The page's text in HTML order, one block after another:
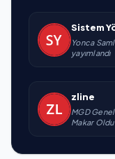
Sistem
Yonca
yayımlandı
zline
MGD Genel
Makar Oldu